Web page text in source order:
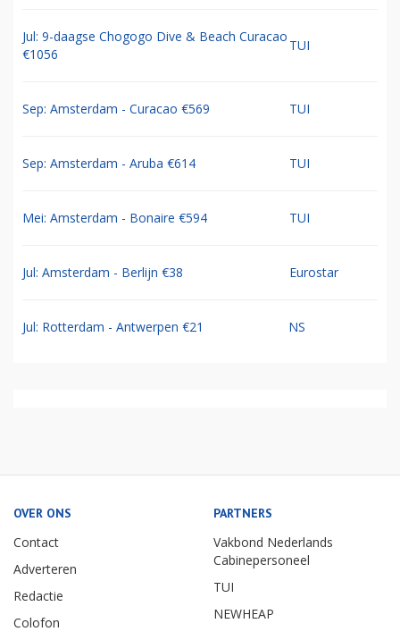
Jul: 9-daagse Chogogo Dive & Beach Curacao
€1056
TUI
Sep: Amsterdam - Curacao €569 TUI
Sep: Amsterdam - Aruba €614 TUI
Mei: Amsterdam - Bonaire €594 TUI
Jul: Amsterdam - Berlijn €38 Eurostar
Jul: Rotterdam - Antwerpen €21 NS
OVER ONS
Contact
Adverteren
Redactie
Colofon
PARTNERS
Vakbond Nederlands
Cabinepersoneel
TUI
NEWHEAP